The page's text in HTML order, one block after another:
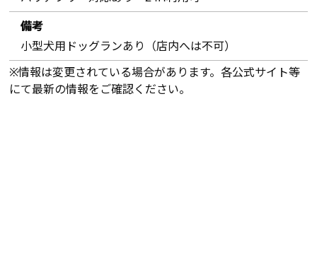
備考
小型犬用ドッグランあり（店内へは不可）
※情報は変更されている場合があります。各公式サイト等
にて最新の情報をご確認ください。